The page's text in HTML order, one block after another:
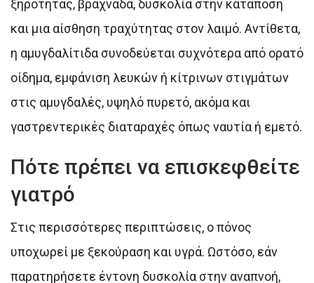
ξηρότητας, βραχνάδα, δυσκολία στην κατάποση
και μια αίσθηση τραχύτητας στον λαιμό. Αντίθετα,
η αμυγδαλίτιδα συνοδεύεται συχνότερα από ορατό
οίδημα, εμφάνιση λευκών ή κίτρινων στιγμάτων
στις αμυγδαλές, υψηλό πυρετό, ακόμα και
γαστρεντερικές διαταραχές όπως ναυτία ή εμετό.
Πότε πρέπει να επισκεφθείτε
γιατρό
Στις περισσότερες περιπτώσεις, ο πόνος
υποχωρεί με ξεκούραση και υγρά. Ωστόσο, εάν
παρατηρήσετε έντονη δυσκολία στην αναπνοή,